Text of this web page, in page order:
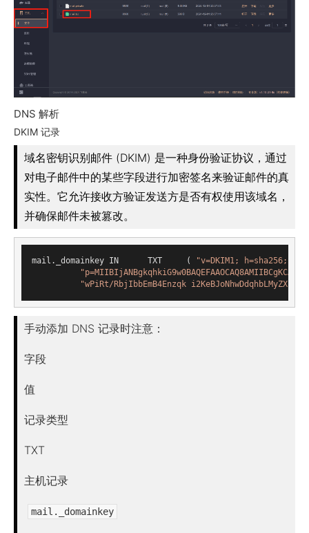
DNS 解析
DKIM 记录
域名密钥识别邮件 (DKIM) 是一种身份验证协议，通过
对电子邮件中的某些字段进行加密签名来验证邮件的真
实性。它允许接收方验证发送方是否有权使用该域名，
并确保邮件未被篡改。
mail._ domainkey	IN TXT (
"v=DKIM1; h=sha256;
"wPiRt/RbjIbbEmB4Enzqk
手动添加 DNS 记录时注意：
字段
值
记录类型
TXT
主机记录
mail._domainkey